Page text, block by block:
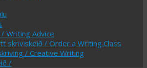
Writing Advice
skriviskeið / Order a Writing Class
/ Creative Writing
/